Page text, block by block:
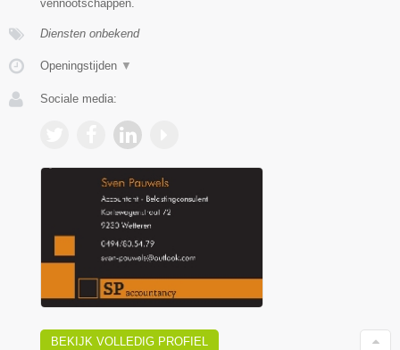
vennootschappen.
Diensten onbekend
Openingstijden ▼
Sociale media:
BEKIJK VOLLEDIG PROFIEL